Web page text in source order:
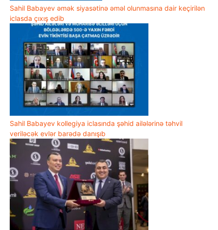
Sahil Babayev əmək siyasətinə əməl olunmasına dair keçirilən
iclasda çıxış edib
Sahil Babayev kollegiya iclasında şəhid ailələrinə təhvil
veriləcək evlər barədə danışıb